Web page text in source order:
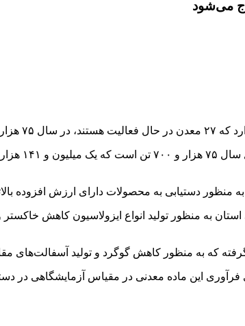
به منظور تولید انواع ایزولاسیون کاهش
گرفته که به منظور کاهش گوگرد و تولید آسفالت‌های
این ماده معدنی در مقیاس آزمایشگاهی در